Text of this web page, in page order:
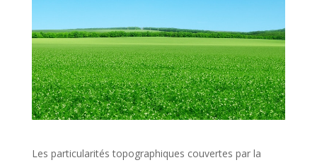
Les particularités topographiques couvertes par la